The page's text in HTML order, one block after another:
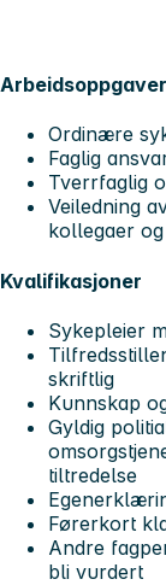
Arbeidsoppgaver
Ordinære
Faglig
Tverrfaglig
Veiledning
kollegaer
Kvalifikasjoner
Sykepleier
skriftlig
Kunnskap
Gyldig
tiltredelse
Førerkort
Andre
bli vurdert